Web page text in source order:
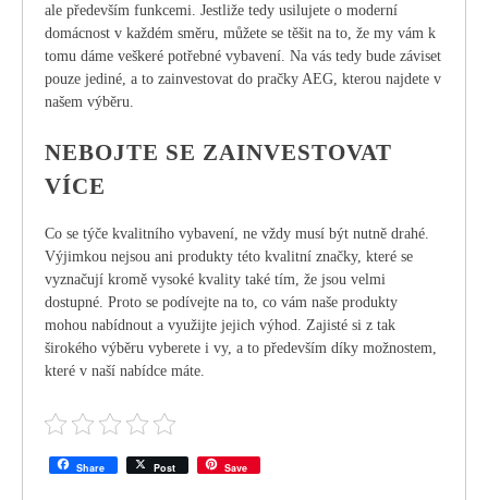
ale především funkcemi. Jestliže tedy usilujete o moderní
domácnost v každém směru, můžete se těšit na to, že my vám k
tomu dáme veškeré potřebné vybavení. Na vás tedy bude záviset
pouze jediné, a to zainvestovat do pračky AEG , kterou najdete v
našem výběru.
NEBOJTE SE ZAINVESTOVAT
VÍCE
Co se týče kvalitního vybavení, ne vždy musí být nutně drahé.
Výjimkou nejsou ani produkty této kvalitní značky, které se
vyznačují kromě vysoké kvality také tím, že jsou velmi
dostupné. Proto se podívejte na to, co vám naše produkty
mohou nabídnout a využijte jejich výhod. Zajisté si z tak
širokého výběru vyberete i vy, a to především díky možnostem,
které v naší nabídce máte.
Share Post Save